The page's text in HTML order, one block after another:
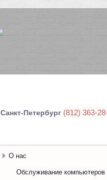
Санкт-Петербург (812) 363-
О нас
Обслуживание компьютеров